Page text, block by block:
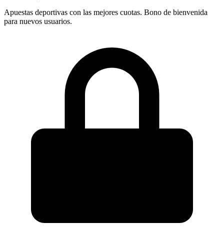
Apuestas deportivas con las mejores cuotas. Bono de bienvenida
para nuevos usuarios.